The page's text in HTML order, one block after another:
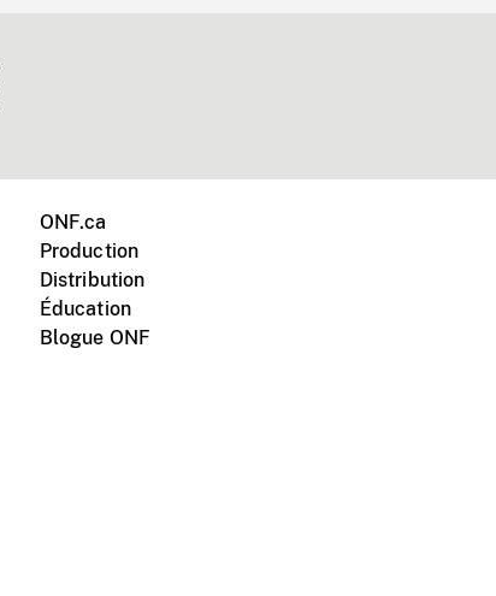
ONF.ca
Production
Distribution
Éducation
Blogue ONF